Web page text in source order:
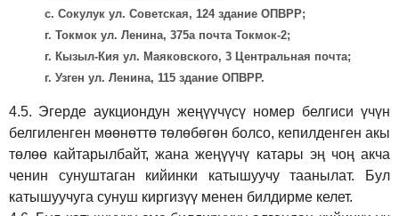
с. Сокулук ул. Советская, 124 здание ОПВРР;
г. Токмок ул. Ленина, 375а почта Токмок-2;
г. Кызыл-Кия ул. Маяковского, 3 Центральная почта;
г. Узген ул. Ленина, 115 здание ОПВРР.
4.5. Эгерде аукциондун жеңүүчүсү номер белгиси үчүн
белгиленген мөөнөттө төлөбөгөн болсо, кепилденген акы
төлөө кайтарылбайт, жана жеңүүчү катары эң чоң акча
ченин сунуштаган кийинки катышуучу таанылат. Бул
катышуучуга сунуш киргизүү менен билдирме келет.